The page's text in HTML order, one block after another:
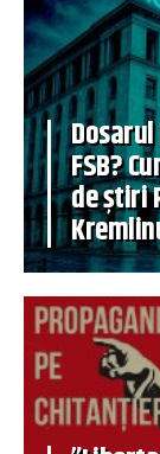
FSB?
de știri